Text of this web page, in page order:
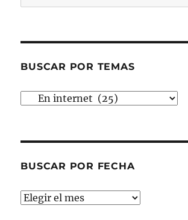
por:
BUSCAR POR TEMAS
Buscar
BUSCAR POR FECHA
Buscar